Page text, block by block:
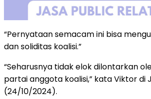
“Pernyataan semacam ini bisa
dan soliditas koalisi.”
“Seharusnya tidak elok dilontarkan
partai anggota koalisi,” kata Viktor di
(24/10/2024).